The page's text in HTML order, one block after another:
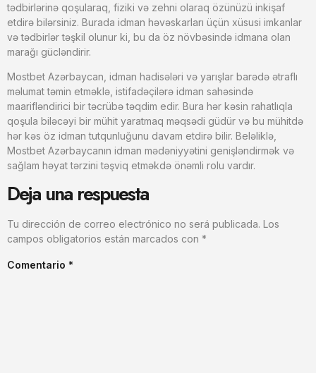
tədbirlərinə qoşularaq, fiziki və zehni olaraq özünüzü inkişaf
etdirə bilərsiniz. Burada idman həvəskarları üçün xüsusi imkanlar
və tədbirlər təşkil olunur ki, bu da öz növbəsində idmana olan
marağı gücləndirir.
Mostbet Azərbaycan, idman hadisələri və yarışlar barədə ətraflı
məlumat təmin etməklə, istifadəçilərə idman sahəsində
maarifləndirici bir təcrübə təqdim edir. Bura hər kəsin rahatlıqla
qoşula biləcəyi bir mühit yaratmaq məqsədi güdür və bu mühitdə
hər kəs öz idman tutqunluğunu davam etdirə bilir. Beləliklə,
Mostbet Azərbaycanın idman mədəniyyətini genişləndirmək və
sağlam həyat tərzini təşviq etməkdə önəmli rolu vardır.
Deja una respuesta
Tu dirección de correo electrónico no será publicada. Los
campos obligatorios están marcados con *
Comentario *